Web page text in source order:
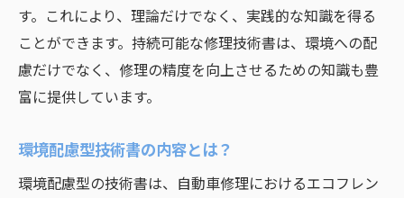
す。これにより、理論だけでなく、実践的な知識を得る
ことができます。持続可能な修理技術書は、環境への配
慮だけでなく、修理の精度を向上させるための知識も豊
富に提供しています。
環境配慮型技術書の内容とは？
環境配慮型の技術書は、自動車修理におけるエコフレン